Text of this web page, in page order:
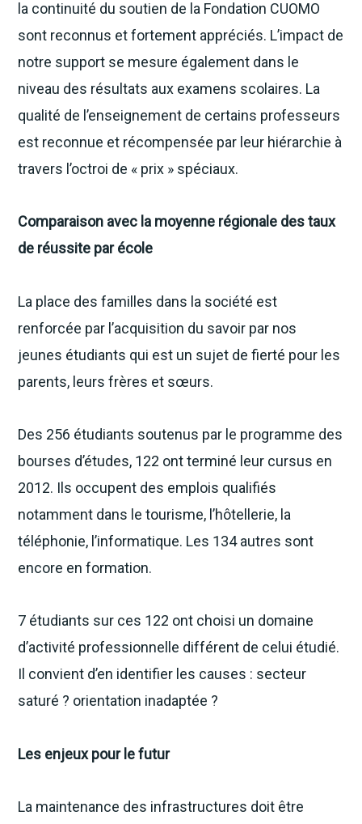
la continuité du soutien de la Fondation CUOMO
sont reconnus et fortement appréciés. L’impact de
notre support se mesure également dans le
niveau des résultats aux examens scolaires. La
qualité de l’enseignement de certains professeurs
est reconnue et récompensée par leur hiérarchie à
travers l’octroi de « prix » spéciaux.
Comparaison avec la moyenne régionale des taux
de réussite par école
La place des familles dans la société est
renforcée par l’acquisition du savoir par nos
jeunes étudiants qui est un sujet de fierté pour les
parents, leurs frères et sœurs.
Des 256 étudiants soutenus par le programme des
bourses d’études, 122 ont terminé leur cursus en
2012. Ils occupent des emplois qualifiés
notamment dans le tourisme, l’hôtellerie, la
téléphonie, l’informatique. Les 134 autres sont
encore en formation.
7 étudiants sur ces 122 ont choisi un domaine
d’activité professionnelle différent de celui étudié.
Il convient d’en identifier les causes : secteur
saturé ? orientation inadaptée ?
Les enjeux pour le futur
La maintenance des infrastructures doit être